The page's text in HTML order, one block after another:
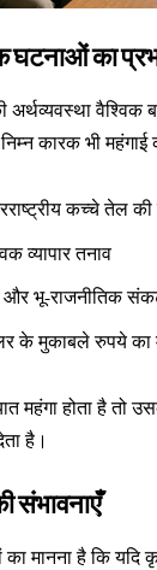
घटनाओं का
अर्थव्यवस्था वैश्विक
कारक भी महंगाई
कच्चे तेल
व्यापार तनाव
और भू-राजनीतिक
के मुकाबले रुपये का
महंगा होता है तो
है।
संभावनाएँ
का मानना है कि यदि